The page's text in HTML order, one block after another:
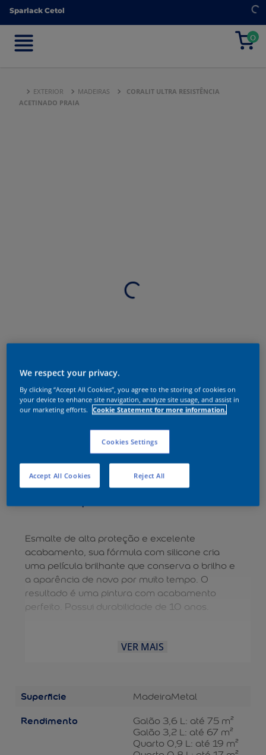
Sparlack Cetol
0
Sparlack Cetol
0
EXTERIOR MADEIRAS
CORALIT ULTRA RESISTÊNCIA
ACETINADO PRAIA
Esmalte de alta proteção e excelente
acabamento, sua fórmula com silicone cria
uma película brilhante que conserva o brilho e
a aparência de novo por muito tempo. O
resultado é uma pintura com acabamento
perfeito. Possui durabilidade de 10 anos.
VER MAIS
Superficie MadeiraMetal
Rendimento
Galão 3,6 L: até 75 m²
Galão 3,2 L: até 67 m²
Quarto 0,9 L: até 19 m²
We respect your privacy.
By clicking “Accept All Cookies”, you agree to the storing of cookies on
your device to enhance site navigation, analyze site usage, and assist in
our marketing efforts.
Cookie Statement for more information.
Cookies Settings
Reject All
Accept All Cookies